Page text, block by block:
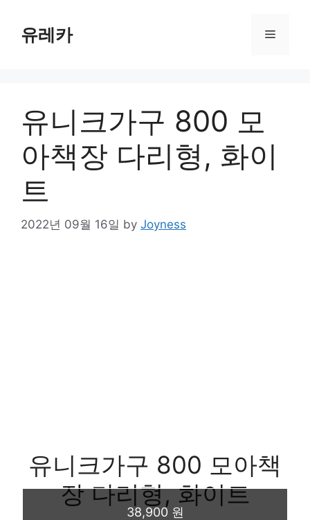
content유레카 Menu
유니크가구 800 모
아책장 다리형, 화이
트
2022년 09월 16일 by Joyness
유니크가구 800 모아책
장 다리형, 화이트
38,900 원